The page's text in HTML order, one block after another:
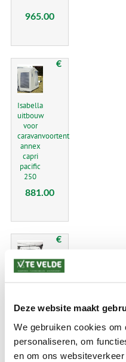
Deze website maakt
We gebruiken cookies
personaliseren, om
en om ons
965.00
Isabella
uitbouw
voor
caravanvoortent
annex
capri
pacific
250
€
881.00
universeel
€